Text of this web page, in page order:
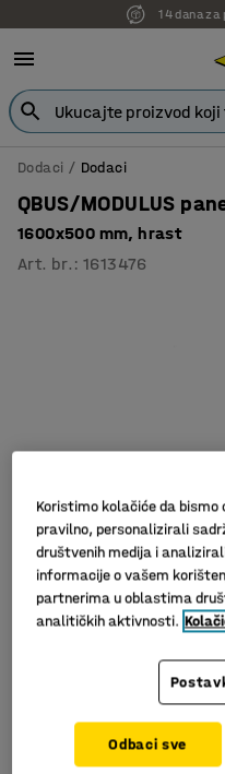
14 dana
Dodaci Dodaci
QBUS/MODULUS
1600x500 mm, hrast
Art. br. :1613476
Koristimo kolačiće da
pravilno, personalizirali
društvenih medija i
informacije o vašem
partnerima u oblastima
analitičkih aktivnosti.
Odbaci sve